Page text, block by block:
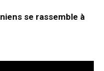
se rassemble à